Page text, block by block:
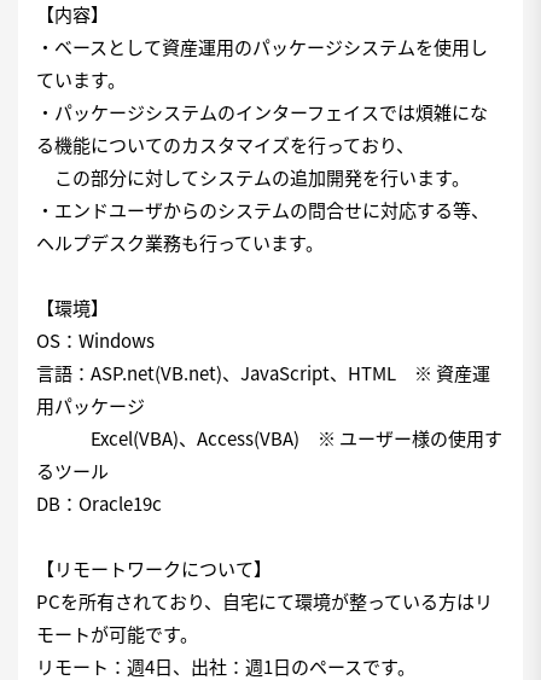
【内容】
・ベースとして資産運用のパッケージシステムを使用し
ています。
・パッケージシステムのインターフェイスでは煩雑にな
る機能についてのカスタマイズを行っており、
この部分に対してシステムの追加開発を行います。
・エンドユーザからのシステムの問合せに対応する等、
ヘルプデスク業務も行っています。
【環境】
OS：Windows
言語：ASP.net(VB.net)、JavaScript、HTML ※ 資産運
用パッケージ
Excel(VBA)、Access(VBA) ※ ユーザー様の使用す
るツール
DB：Oracle19c
【リモートワークについて】
PCを所有されており、自宅にて環境が整っている方はリ
モートが可能です。
リモート：週4日、出社：週1日のペースです。